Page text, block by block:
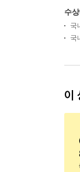
수
국
국
이